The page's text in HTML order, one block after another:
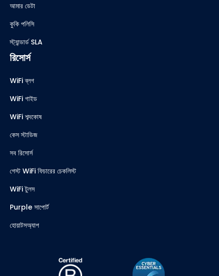
আমার ডেটা
কুকি পলিসি
স্ট্যান্ডার্ড SLA
রিসোর্স
WiFi ব্লগ
WiFi গাইড
WiFi শব্দকোষ
কেস স্টাডিজ
সব রিসোর্স
গেস্ট WiFi ফিচারের চেকলিস্ট
WiFi টুলস
Purple সাপোর্ট
হোয়াটসঅ্যাপ